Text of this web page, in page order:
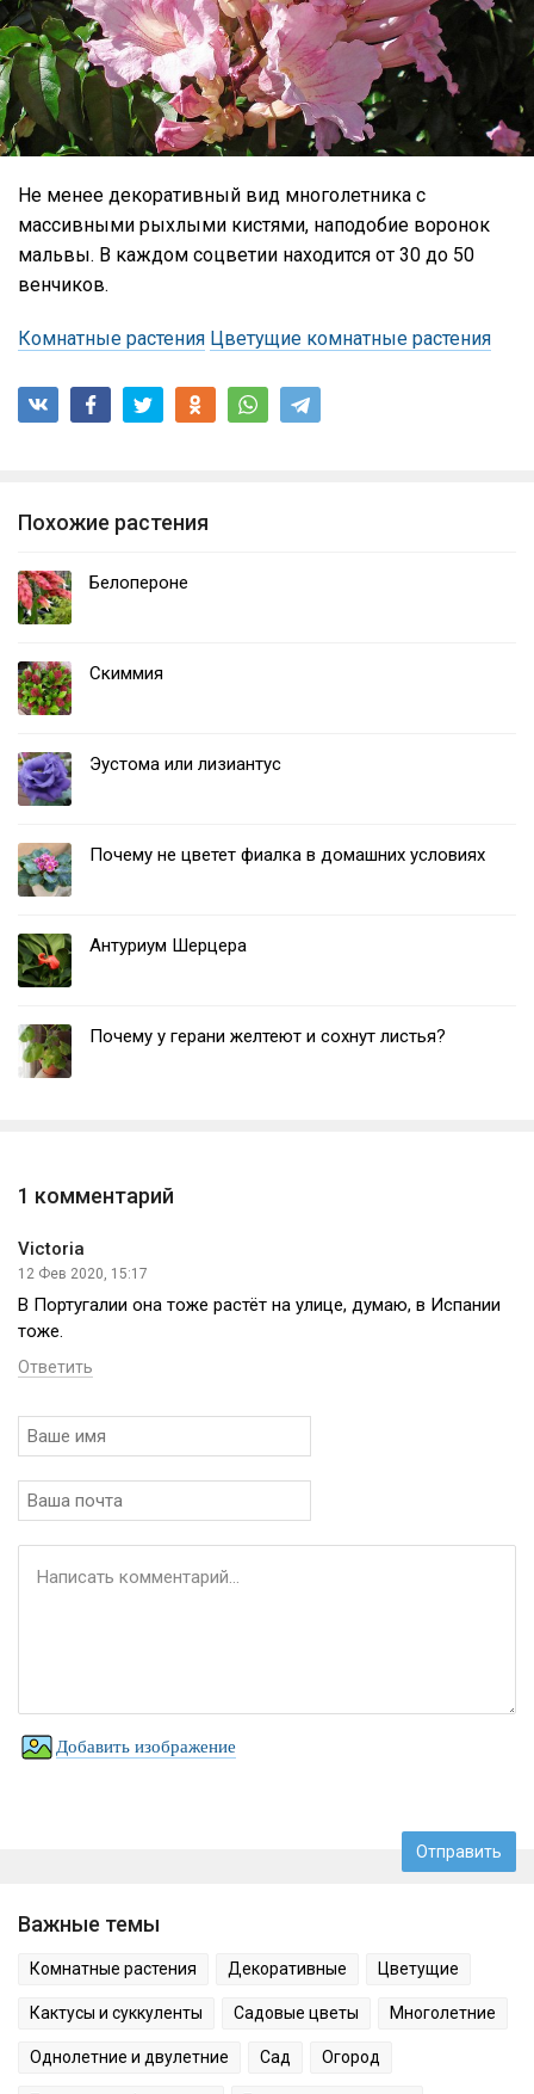
Не менее декоративный вид многолетника с
массивными рыхлыми кистями, наподобие воронок
мальвы. В каждом соцветии находится от 30 до 50
венчиков.
Комнатные растения Цветущие комнатные растения
Похожие растения
Белопероне
Скиммия
Эустома или лизиантус
Почему не цветет фиалка в домашних условиях
Антуриум Шерцера
Почему у герани желтеют и сохнут листья?
1 комментарий
Victoria
12 Фев 2020, 15:17
В Португалии она тоже растёт на улице, думаю, в Испании
тоже.
Ответить
Добавить изображение
Важные темы
Комнатные растения Декоративные Цветущие
Кактусы и суккуленты Садовые цветы Многолетние
Однолетние и двулетние Сад Огород